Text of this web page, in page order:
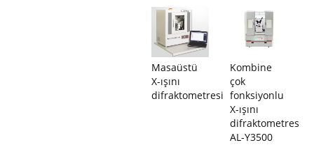
Masaüstü
X-ışını
difraktometresi
Kombine
çok
fonksiyonlu
X-ışını
difraktometresi
AL-Y3500